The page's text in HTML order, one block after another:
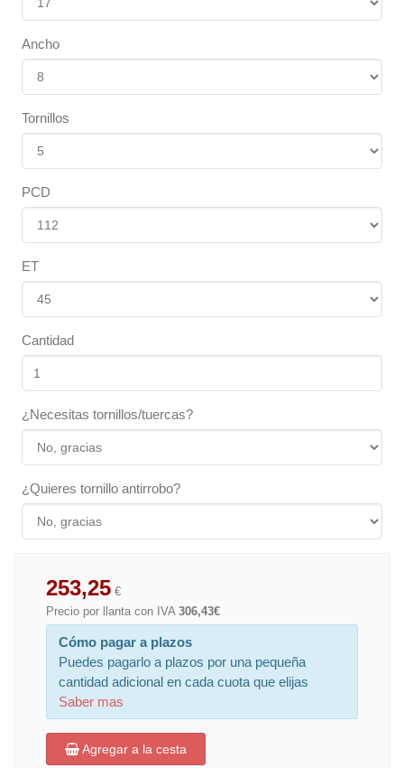
Ancho
Tornillos
PCD
ET
Cantidad
¿Necesitas tornillos/tuercas?
¿Quieres tornillo antirrobo?
253,25 €
Precio por llanta con IVA 306,43€
Cómo pagar a plazos
Puedes pagarlo a plazos por una pequeña
cantidad adicional en cada cuota que elijas
Saber mas
Agregar a la cesta